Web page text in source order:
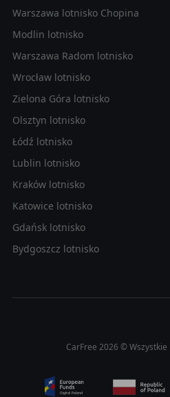
Warszawa lotnisko Chopina
Modlin lotnisko
Warszawa Radom lotnisko
Wrocław lotnisko
Zielona Góra lotnisko
Olsztyn lotnisko
Łódź lotnisko
Lublin lotnisko
Kraków lotnisko
Katowice lotnisko
Gdańsk lotnisko
Bydgoszcz lotnisko
CarFree 2026 ©